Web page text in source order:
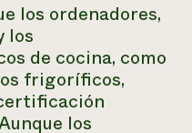
los ordenadores,
los
de cocina, como
frigoríficos,
los